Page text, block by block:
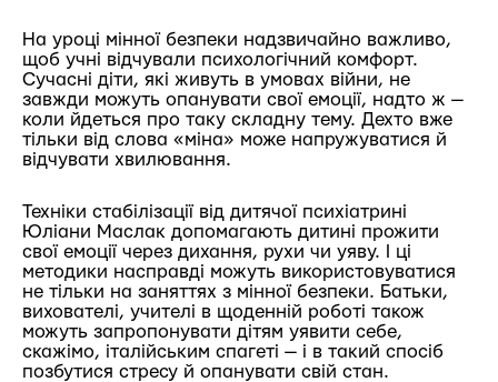
На уроці мінної безпеки надзвичайно важливо,
щоб учні відчували психологічний комфорт.
Сучасні діти, які живуть в умовах війни, не
завжди можуть опанувати свої емоції, надто ж —
коли йдеться про таку складну тему. Дехто вже
тільки від слова «міна» може напружуватися й
відчувати хвилювання.
Техніки стабілізації від дитячої психіатрині
Юліани Маслак допомагають дитині прожити
свої емоції через дихання, рухи чи уяву. І ці
методики насправді можуть використовуватися
не тільки на заняттях з мінної безпеки. Батьки,
вихователі, учителі в щоденній роботі також
можуть запропонувати дітям уявити себе,
скажімо, італійським спагеті — і в такий спосіб
позбутися стресу й опанувати свій стан.